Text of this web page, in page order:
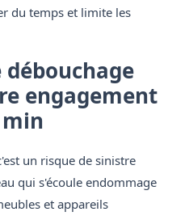
du temps et limite les
débouchage
engagement
un risque de sinistre
qui s'écoule endommage
et appareils